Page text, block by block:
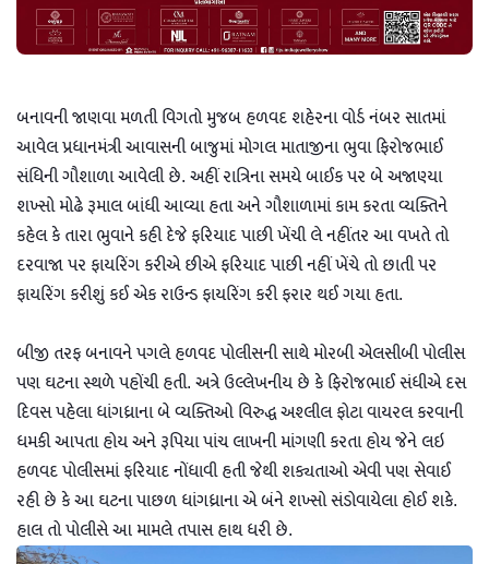
બનાવની જાણવા મળતી વિગતો મુજબ હળવદ શહેરના વોર્ડ નંબર સાતમાં
આવેલ પ્રધાનમંત્રી આવાસની બાજુમાં મોગલ માતાજીના ભુવા ફિરોજભાઈ
સંધિની ગૌશાળા આવેલી છે. અહીં રાત્રિના સમયે બાઈક પર બે અજાણ્યા
શખ્સો મોઢે રૂમાલ બાંધી આવ્યા હતા અને ગૌશાળામાં કામ કરતા વ્યક્તિને
કહેલ કે તારા ભુવાને કહી દેજે ફરિયાદ પાછી ખેંચી લે નહીંતર આ વખતે તો
દરવાજા પર ફાયરિંગ કરીએ છીએ ફરિયાદ પાછી નહીં ખેંચે તો છાતી પર
ફાયરિંગ કરીશું કઈ એક રાઉન્ડ ફાયરિંગ કરી ફરાર થઈ ગયા હતા.
બીજી તરફ બનાવને પગલે હળવદ પોલીસની સાથે મોરબી એલસીબી પોલીસ
પણ ઘટના સ્થળે પહોંચી હતી. અત્રે ઉલ્લેખનીય છે કે ફિરોજભાઈ સંધીએ દસ
દિવસ પહેલા ધાંગધ્રાના બે વ્યક્તિઓ વિરુદ્ધ અશ્લીલ ફોટા વાયરલ કરવાની
ધમકી આપતા હોય અને રૂપિયા પાંચ લાખની માંગણી કરતા હોય જેને લઇ
હળવદ પોલીસમાં ફરિયાદ નોંધાવી હતી જેથી શક્યતાઓ એવી પણ સેવાઈ
રહી છે કે આ ઘટના પાછળ ધાંગધ્રાના એ બંને શખ્સો સંડોવાયેલા હોઈ શકે.
હાલ તો પોલીસે આ મામલે તપાસ હાથ ધરી છે.